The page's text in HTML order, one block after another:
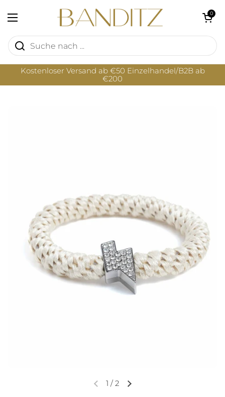
Menü öffnen
Warenkorb
0
Kostenloser Versand ab €50 Einzelhandel/B2B ab
€200
1 / 2